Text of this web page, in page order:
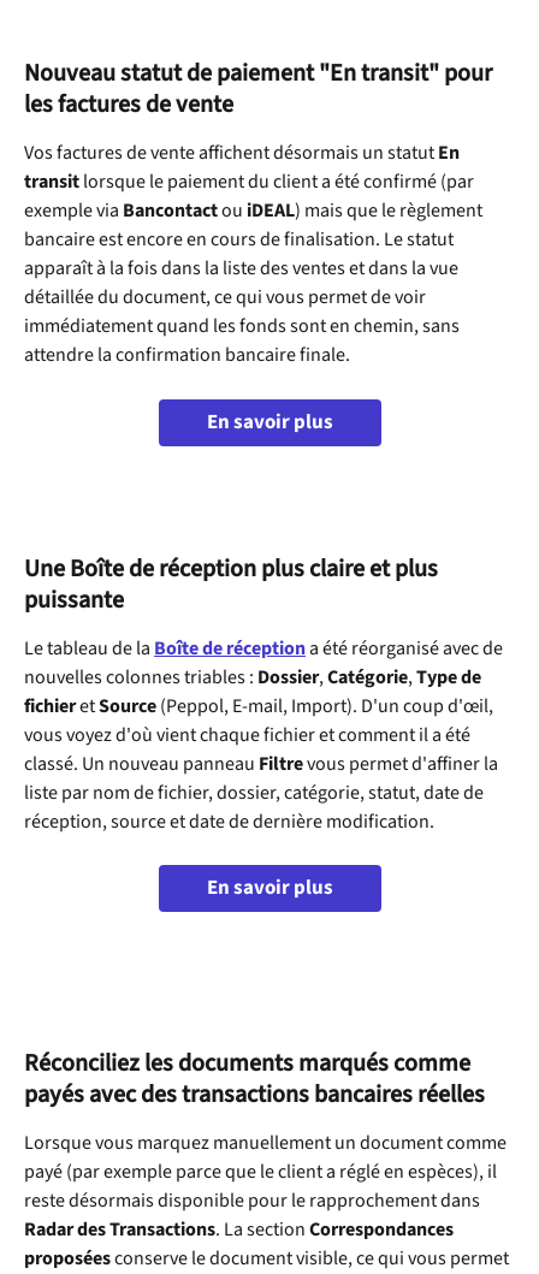
Nouveau statut de paiement "En transit" pour
les factures de vente
Vos factures de vente affichent désormais un statut En
transit lorsque le paiement du client a été confirmé (par
exemple via Bancontact ou iDEAL) mais que le règlement
bancaire est encore en cours de finalisation. Le statut
apparaît à la fois dans la liste des ventes et dans la vue
détaillée du document, ce qui vous permet de voir
immédiatement quand les fonds sont en chemin, sans
attendre la confirmation bancaire finale.
En savoir plus
Une Boîte de réception plus claire et plus
puissante
Le tableau de la Boîte de réception a été réorganisé avec de
nouvelles colonnes triables : Dossier, Catégorie, Type de
fichier et Source (Peppol, E-mail, Import). D'un coup d'œil,
vous voyez d'où vient chaque fichier et comment il a été
classé. Un nouveau panneau Filtre vous permet d'affiner la
liste par nom de fichier, dossier, catégorie, statut, date de
réception, source et date de dernière modification.
En savoir plus
Réconciliez les documents marqués comme
payés avec des transactions bancaires réelles
Lorsque vous marquez manuellement un document comme
payé (par exemple parce que le client a réglé en espèces), il
reste désormais disponible pour le rapprochement dans
Radar des Transactions. La section Correspondances
proposées conserve le document visible, ce qui vous permet